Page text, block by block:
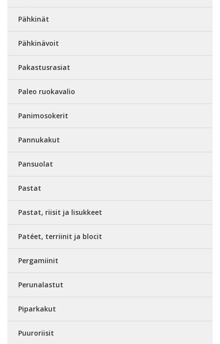
Pähkinät
Pähkinävoit
Pakastusrasiat
Paleo ruokavalio
Panimosokerit
Pannukakut
Pansuolat
Pastat
Pastat, riisit ja lisukkeet
Patéet, terriinit ja blocit
Pergamiinit
Perunalastut
Piparkakut
Puuroriisit